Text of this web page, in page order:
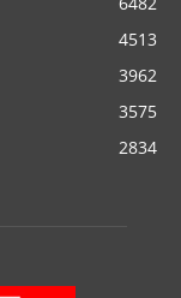
4513
3962
3575
2834